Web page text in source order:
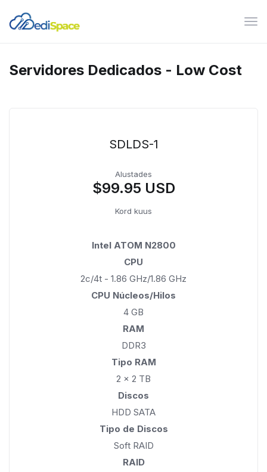
Servidores Dedicados - Low Cost
SDLDS-1
Alustades
$99.95 USD
Kord kuus
Intel ATOM N2800
CPU
2c/4t - 1.86 GHz/1.86 GHz
CPU Núcleos/Hilos
4 GB
RAM
DDR3
Tipo RAM
2 x 2 TB
Discos
HDD SATA
Tipo de Discos
Soft RAID
RAID